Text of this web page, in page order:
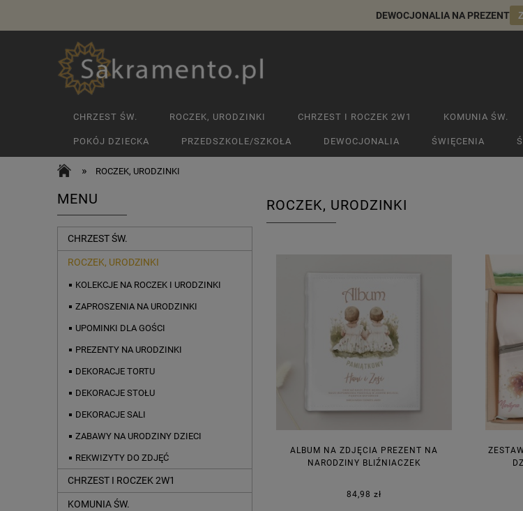
DEWOCJONALIA NA PREZENT
CHRZEST ŚW. ROCZEK, URODZINKI CHRZEST I ROCZEK 2W1 KOMUNIA ŚW.
POKÓJ DZIECKA PRZEDSZKOLE/SZKOŁA DEWOCJONALIA ŚWIĘCENIA
» ROCZEK, URODZINKI
MENU
CHRZEST ŚW.
ROCZEK, URODZINKI
KOLEKCJE NA ROCZEK I URODZINKI
ZAPROSZENIA NA URODZINKI
UPOMINKI DLA GOŚCI
PREZENTY NA URODZINKI
DEKORACJE TORTU
DEKORACJE STOŁU
DEKORACJE SALI
ZABAWY NA URODZINY DZIECI
REKWIZYTY DO ZDJĘĆ
CHRZEST I ROCZEK 2W1
KOMUNIA ŚW.
ROCZEK, URODZINKI
ALBUM NA ZDJĘCIA PREZENT NA
NARODZINY BLIŹNIACZEK
84,98 zł